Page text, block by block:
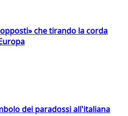
che tirando la corda
dei paradossi all'italiana